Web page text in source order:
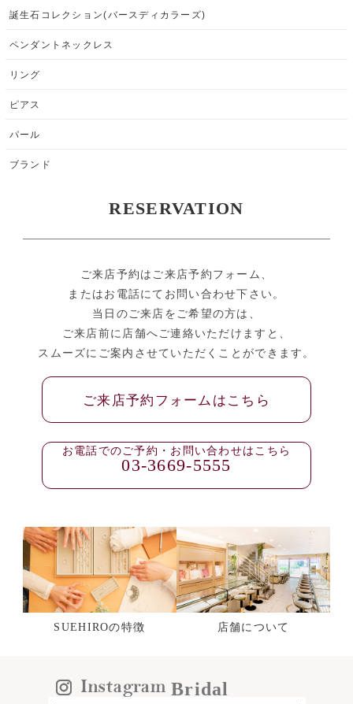
誕生石コレクション(バースディカラーズ)
ペンダントネックレス
リング
ピアス
パール
ブランド
RESERVATION
ご来店予約はご来店予約フォーム、
またはお電話にてお問い合わせ下さい。
当日のご来店をご希望の方は、
ご来店前に店舗へご連絡いただけますと、
スムーズにご案内させていただくことができます。
ご来店予約フォームはこちら
お電話でのご予約・お問い合わせはこちら
03-3669-5555
SUEHIROの特徴 店舗について
Bridal